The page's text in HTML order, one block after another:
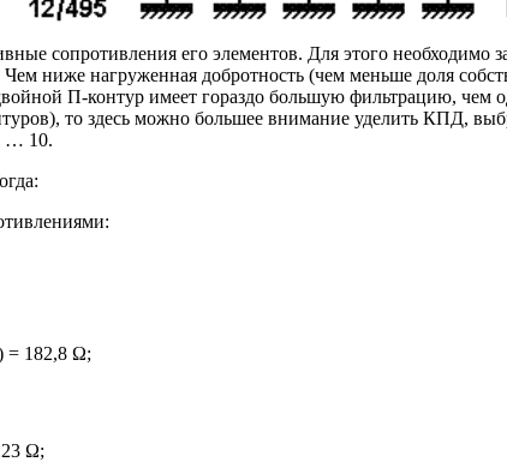
сопротивления его элементов. Для этого необходимо
ниже нагруженная добротность (чем меньше доля
П-контур имеет гораздо большую фильтрацию, чем
то здесь можно большее внимание уделить КПД,
… 10.
= 182,8 Ω;
Ω;